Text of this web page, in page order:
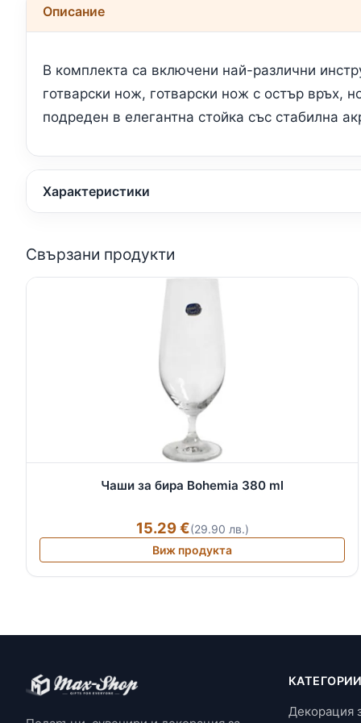
Описание
В комплекта са включени най-различни
готварски нож, готварски нож с остър връх,
подреден в елегантна стойка със стабилна
Характеристики
Свързани продукти
Чаши за бира Bohemia 380 ml
15.29 €(29.90 лв.)
Виж продукта
Декорация